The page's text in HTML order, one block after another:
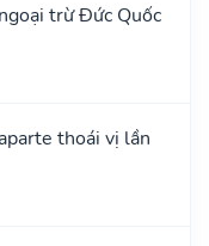
trừ Đức Quốc
thoái vị lần